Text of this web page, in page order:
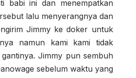
babi ini dan menempatkan
lalu menyerangnya dan
Jimmy ke doker untuk
namun kami kami tidak
Jimmy pun sembuh
sebelum waktu yang